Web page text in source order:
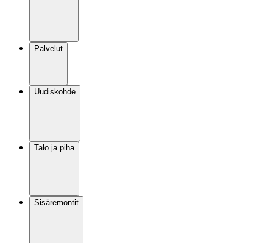
Palvelut
Uudiskohde
Talo ja piha
Sisäremontit